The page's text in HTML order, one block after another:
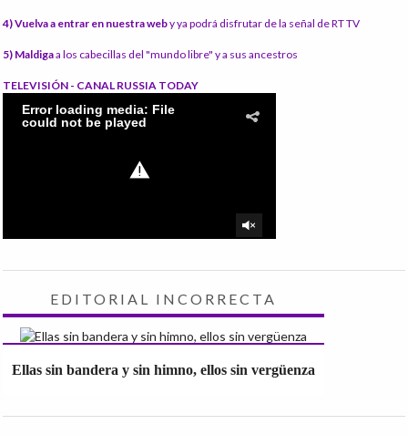
4) Vuelva a entrar en nuestra weby ya podrá disfrutar de la señal de RT TV
5) Maldigaa los cabecillas del "mundo libre" y a sus ancestros
TELEVISIÓN - CANAL RUSSIA TODAY
EDITORIAL INCORRECTA
Ellas sin bandera y sin himno, ellos sin vergüenza